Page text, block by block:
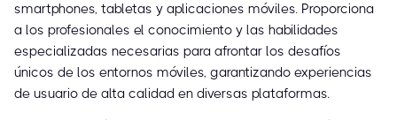
smartphones, tabletas y aplicaciones móviles. Proporciona
a los profesionales el conocimiento y las habilidades
especializadas necesarias para afrontar los desafíos
únicos de los entornos móviles, garantizando experiencias
de usuario de alta calidad en diversas plataformas.